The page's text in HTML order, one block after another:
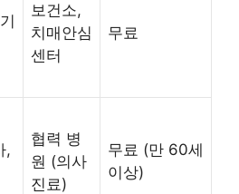
보건소,
치매안심
센터
무료
,
협력 병
원 (의사
진료)
무료 (만 60세
이상)